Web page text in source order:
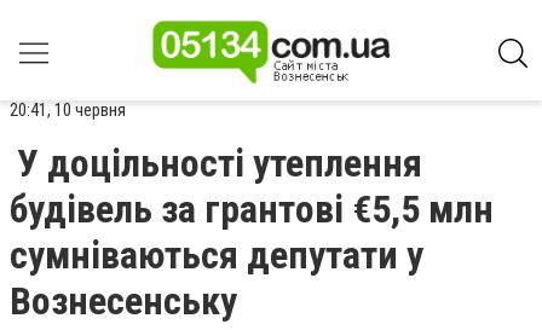
20:41, 10 червня
У доцільності утеплення
будівель за грантові €5,5 млн
сумніваються депутати у
Вознесенську